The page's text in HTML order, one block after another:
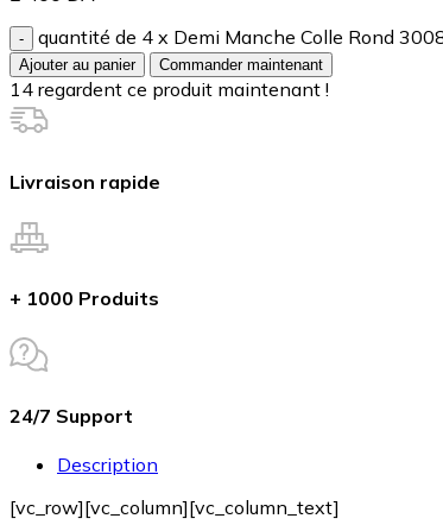
quantité de 4 x Demi Manche Colle Rond
Ajouter au panier Commander maintenant
14 regardent ce produit maintenant !
Livraison rapide
+ 1000 Produits
24/7 Support
Description
[vc_row][vc_column][vc_column_text]